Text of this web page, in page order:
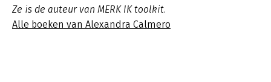
Ze is de auteur van MERK IK toolkit.
Alle boeken van Alexandra Calmero